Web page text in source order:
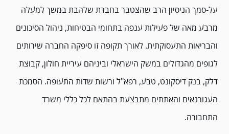
על-סמך הניסיון הרב שהצטבר בחברת שלהבת במשך למעלה
מרבע מאה של פעילות ענפה בתחומי הבטיחות, ניהול הסיכונים
והבריאות התעסוקתית. לאורך תקופה זו סיפקה החברה שירותים
לגופים מהגדולים במשק הישראלי וביניהם עיריית חולון, קבוצת
דלק, בנק דיסקונט, טבע, רפא"ל ורשות שדות התעופה. הסמכת
העגורנאים והאתתים מתבצעת בהתאם לכל כללי משרד
התחבורה.